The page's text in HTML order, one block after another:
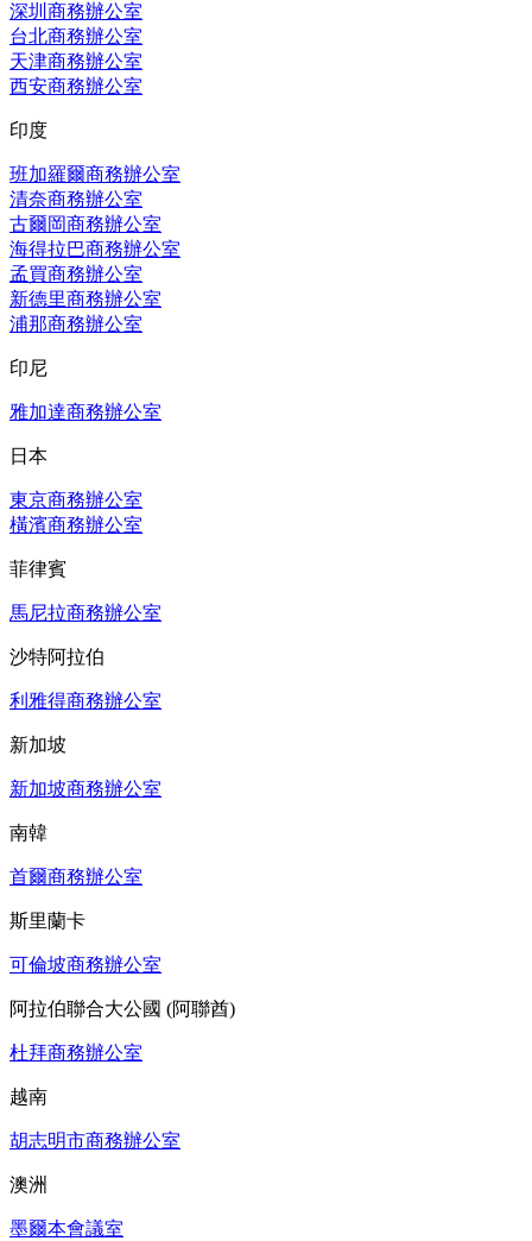
深圳商務辦公室
台北商務辦公室
天津商務辦公室
西安商務辦公室
印度
班加羅爾商務辦公室
清奈商務辦公室
古爾岡商務辦公室
海得拉巴商務辦公室
孟買商務辦公室
新德里商務辦公室
浦那商務辦公室
印尼
雅加達商務辦公室
日本
東京商務辦公室
橫濱商務辦公室
菲律賓
馬尼拉商務辦公室
沙特阿拉伯
利雅得商務辦公室
新加坡
新加坡商務辦公室
南韓
首爾商務辦公室
斯里蘭卡
可倫坡商務辦公室
阿拉伯聯合大公國 (阿聯酋)
杜拜商務辦公室
越南
胡志明市商務辦公室
澳洲
墨爾本會議室